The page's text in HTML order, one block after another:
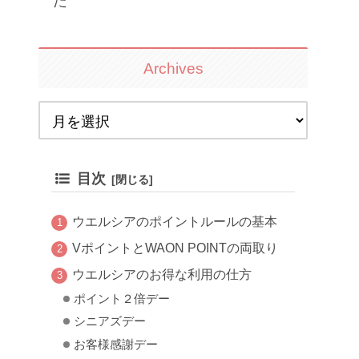
Archives
目次
ウエルシアのポイントルールの基本
VポイントとWAON POINTの両取り
ウエルシアのお得な利用の仕方
ポイント２倍デー
シニアズデー
お客様感謝デー